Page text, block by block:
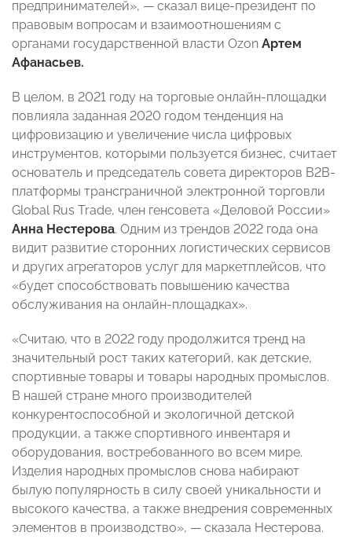
предпринимателей», — сказал вице-президент по
правовым вопросам и взаимоотношениям с
органами государственной власти Ozon Артем
Афанасьев.
В целом, в 2021 году на торговые онлайн-площадки
повлияла заданная 2020 годом тенденция на
цифровизацию и увеличение числа цифровых
инструментов, которыми пользуется бизнес, считает
основатель и председатель совета директоров В2В-
платформы трансграничной электронной торговли
Global Rus Trade, член генсовета «Деловой России»
Анна Нестерова. Одним из трендов 2022 года она
видит развитие сторонних логистических сервисов
и других агрегаторов услуг для маркетплейсов, что
«будет способствовать повышению качества
обслуживания на онлайн-площадках».
«Считаю, что в 2022 году продолжится тренд на
значительный рост таких категорий, как детские,
спортивные товары и товары народных промыслов.
В нашей стране много производителей
конкурентоспособной и экологичной детской
продукции, а также спортивного инвентаря и
оборудования, востребованного во всем мире.
Изделия народных промыслов снова набирают
былую популярность в силу своей уникальности и
высокого качества, а также внедрения современных
элементов в производство», — сказала Нестерова.